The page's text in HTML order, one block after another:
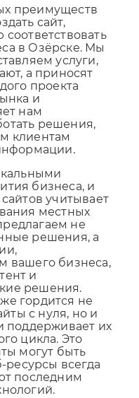
преимуществ
сайт,
в Озёрске. Мы
услуги,
а приносят
проекта
и
нам
решения,
клиентам
бизнеса, и
учитывает
местных
не
решения, а
вашего бизнеса,
и
решения.
гордится не
с нуля, но и
их
цикла. Это
могут быть
всегда
последним